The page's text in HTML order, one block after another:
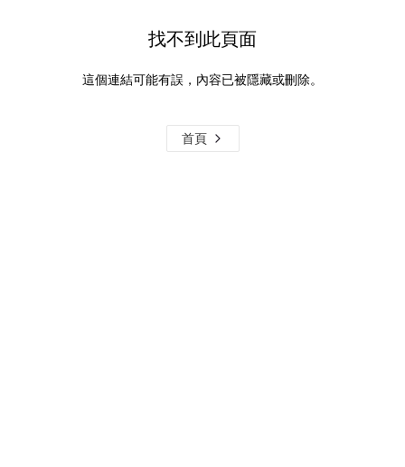
找不到此頁面
這個連結可能有誤，內容已被隱藏或刪除。
首頁